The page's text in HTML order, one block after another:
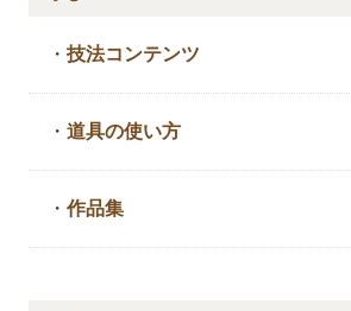
・技法コンテンツ
・道具の使い方
・作品集